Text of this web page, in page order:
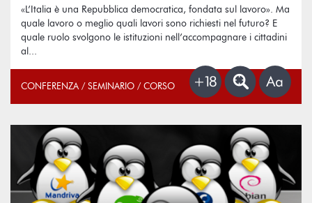
«L’Italia è una Repubblica democratica, fondata sul lavoro». Ma
quale lavoro o meglio quali lavori sono richiesti nel futuro? E
quale ruolo svolgono le istituzioni nell’accompagnare i cittadini
al...
CONFERENZA / SEMINARIO / CORSO